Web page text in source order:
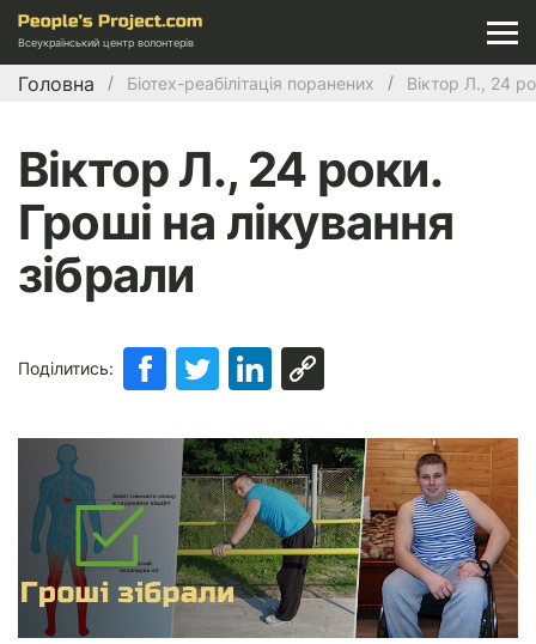
Всеукраїнський центр волонтерів
Головна Біотех-реабілітація поранених Віктор Л., 24
Віктор Л., 24 роки.
Гроші на лікування
зібрали
Поділитись: